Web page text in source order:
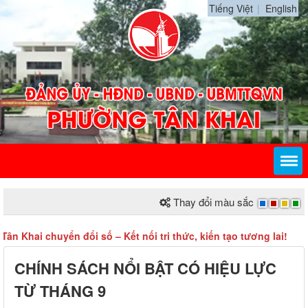
Tiếng Việt English
Thay đổi màu sắc
Khai chuyển đổi số – Kết nối tri thức, kiến tạo tương lai!
CHÍNH SÁCH NỔI BẬT CÓ HIỆU LỰC
TỪ THÁNG 9